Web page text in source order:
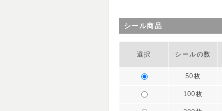
シール商品
選択 シールの数
50枚
100枚